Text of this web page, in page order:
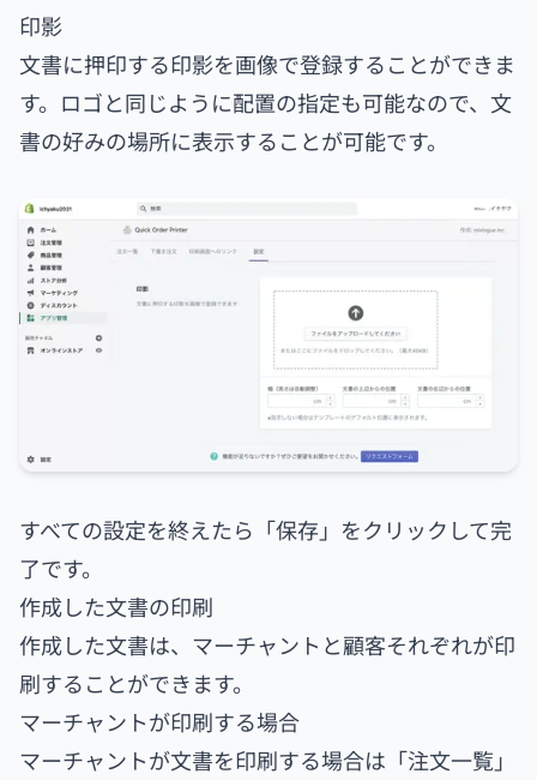
印影
文書に押印する印影を画像で登録することができま
す。ロゴと同じように配置の指定も可能なので、文
書の好みの場所に表示することが可能です。
すべての設定を終えたら「保存」をクリックして完
了です。
作成した文書の印刷
作成した文書は、マーチャントと顧客それぞれが印
刷することができます。
マーチャントが印刷する場合
マーチャントが文書を印刷する場合は「注文一覧」